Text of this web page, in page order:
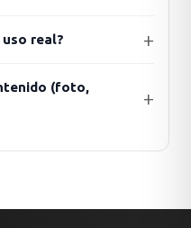
real?
(foto,